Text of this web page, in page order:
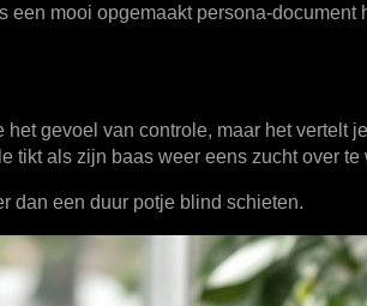
mooi opgemaakt persona-document
gevoel van controle, maar het vertelt
tikt als zijn baas weer eens zucht over te
dan een duur potje blind schieten.